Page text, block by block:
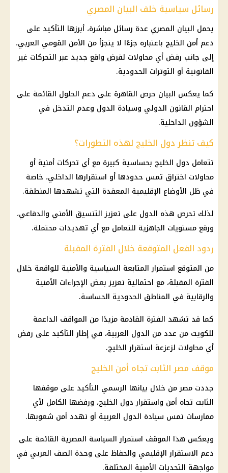
رسائل سياسية خلف البيان المصري
يحمل البيان المصري عدة رسائل مباشرة، أبرزها التأكيد على
دعم أمن الخليج باعتباره جزءًا لا يتجزأ من الأمن القومي العربي،
إلى جانب رفض أي محاولات لفرض واقع جديد عبر التحركات غير
القانونية أو التوترات الحدودية.
كما يعكس البيان حرص القاهرة على دعم الحلول القائمة على
احترام القانون الدولي وسيادة الدول وعدم التدخل في
الشؤون الداخلية.
كيف تنظر دول الخليج لهذه التطورات؟
تتعامل دول الخليج بحساسية كبيرة مع أي تحركات أمنية أو
محاولات اختراق تمس حدودها أو استقرارها الداخلي، خاصة
في ظل الأوضاع الإقليمية المعقدة التي تشهدها المنطقة.
لذلك تحرص هذه الدول على تعزيز التنسيق الأمني والدفاعي،
ورفع مستويات الجاهزية للتعامل مع أي تهديدات محتملة.
ردود الفعل المتوقعة خلال الفترة المقبلة
من المتوقع استمرار المتابعة السياسية والأمنية للواقعة خلال
الفترة المقبلة، مع احتمالية تعزيز بعض الإجراءات الأمنية
والرقابية في المناطق الحدودية الحساسة.
كما قد تشهد الفترة القادمة مزيدًا من المواقف الداعمة
للكويت من عدد من الدول العربية، في إطار التأكيد على رفض
أي محاولات لزعزعة استقرار الخليج.
موقف مصر الثابت تجاه أمن الخليج
جددت مصر من خلال بيانها الرسمي التأكيد على موقفها
الثابت تجاه أمن واستقرار دول الخليج، ورفضها الكامل لأي
ممارسات تمس سيادة الدول العربية أو تهدد أمن شعوبها.
ويعكس هذا الموقف استمرار السياسة المصرية القائمة على
دعم الاستقرار الإقليمي والحفاظ على وحدة الصف العربي في
مواجهة التحديات الأمنية المختلفة.